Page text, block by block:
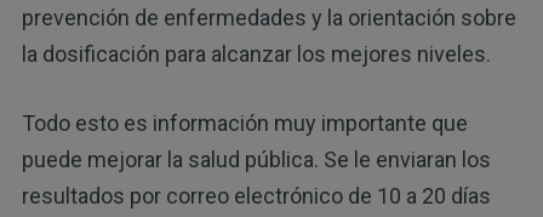
prevención de enfermedades y la orientación sobre
la dosificación para alcanzar los mejores niveles.
Todo esto es información muy importante que
puede mejorar la salud pública. Se le enviaran los
resultados por correo electrónico de 10 a 20 días